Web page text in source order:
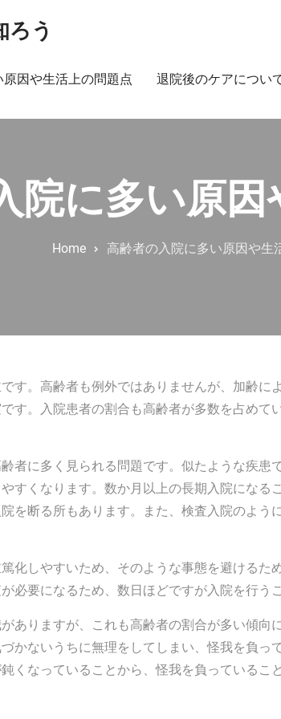
ろう
因や生活上の問題点 退院後のケアについ
院に多い原
Home 高齢者の入院に多い原因や生
す。高齢者も例外ではありませんが、加齢に
す。入院患者の割合も高齢者が多数を占めて
者に多く見られる問題です。似たような疾患
すくなります。数か月以上の長期入院になる
を断る所もあります。また、検査入院のよう
化しやすいため、そのような事態を避けるた
必要になるため、数日ほどですが入院を行う
ありますが、これも高齢者の割合が多い傾向
かないうちに無理をしてしまい、怪我を負っ
くなっていることから、怪我を負っているこ